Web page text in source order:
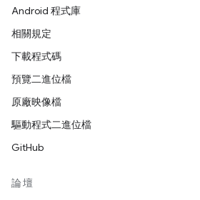
Android 程式庫
相關規定
下載程式碼
預覽二進位檔
原廠映像檔
驅動程式二進位檔
GitHub
論壇